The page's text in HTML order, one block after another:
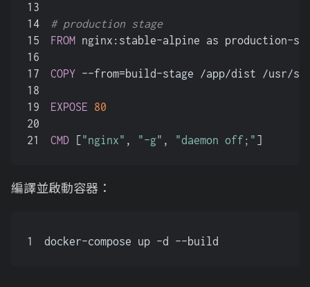
13
14
15
16
17
18
19
20
21
# production stage
FROM nginx:stable-alpine as production-
COPY --from=build-stage /app/dist /usr/
EXPOSE 80
CMD ["nginx" , "-g" , "daemon off;" ]
編譯並啟動容器：
1 docker-compose up -d --build